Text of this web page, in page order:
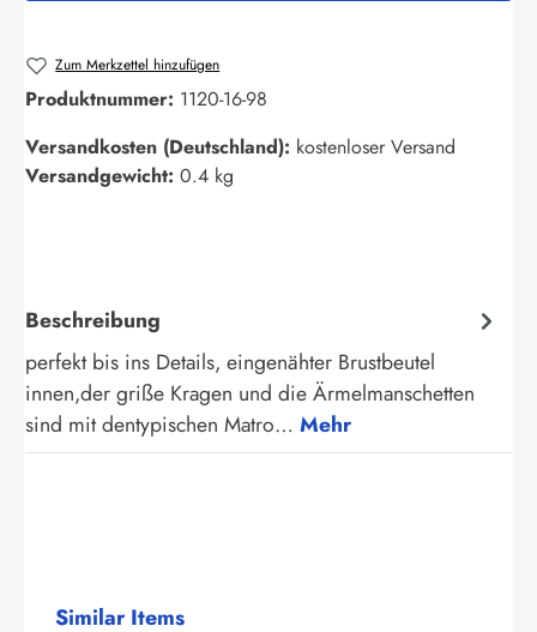
Zum Merkzettel hinzufügen
Produktnummer: 1120-16-98
Versandkosten (Deutschland): kostenloser Versand
Versandgewicht: 0.4 kg
Beschreibung
perfekt bis ins Details, eingenähter Brustbeutel
innen,der griße Kragen und die Ärmelmanschetten
sind mit dentypischen Matro… Mehr
Produktgalerie überspringen
Similar Items